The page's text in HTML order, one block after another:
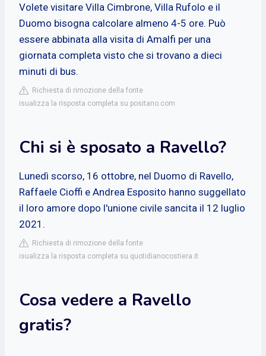
Volete visitare Villa Cimbrone, Villa Rufolo e il
Duomo bisogna calcolare almeno 4-5 ore. Può
essere abbinata alla visita di Amalfi per una
giornata completa visto che si trovano a dieci
minuti di bus.
Richiesta di rimozione della fonte
isualizza la risposta completa su positano.com
Chi si è sposato a Ravello?
Lunedì scorso, 16 ottobre, nel Duomo di Ravello,
Raffaele Cioffi e Andrea Esposito hanno suggellato
il loro amore dopo l'unione civile sancita il 12 luglio
2021.
Richiesta di rimozione della fonte
isualizza la risposta completa su quotidianocostiera.it
Cosa vedere a Ravello
gratis?